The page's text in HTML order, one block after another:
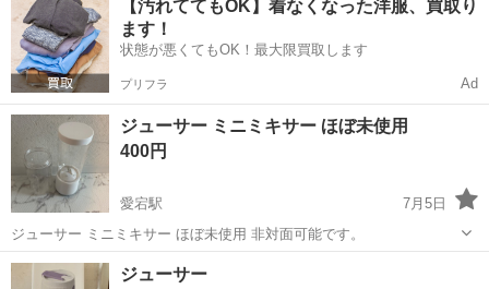
ト免許お持ちの方、活躍中！就業先食堂利用可★《神奈川県相模原
市》 人気の工場のお仕事 ◇電...
【汚れててもOK】着なくなった洋服、買取り
ます！
状態が悪くてもOK！最大限買取します
プリフラ Ad
ジューサー ミニミキサー ほぼ未使用
400円
愛宕駅
7月5日
ジューサー ミニミキサー ほぼ未使用 非対面可能です。
千葉 野田市 愛宕駅
ジューサー